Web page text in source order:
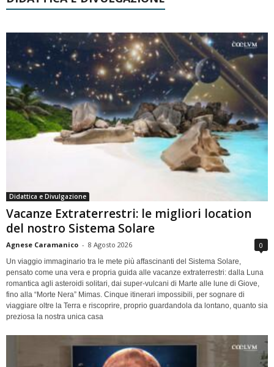
Didattica e Divulgazione
Vacanze Extraterrestri: le migliori location
del nostro Sistema Solare
Agnese Caramanico - 8 Agosto 2026 0
Un viaggio immaginario tra le mete più affascinanti del Sistema Solare,
pensato come una vera e propria guida alle vacanze extraterrestri: dalla Luna
romantica agli asteroidi solitari, dai super-vulcani di Marte alle lune di Giove,
fino alla “Morte Nera” Mimas. Cinque itinerari impossibili, per sognare di
viaggiare oltre la Terra e riscoprire, proprio guardandola da lontano, quanto sia
preziosa la nostra unica casa